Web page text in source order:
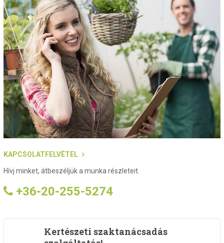
KAPCSOLATFELVÉTEL
Hívj minket, átbeszéljük a munka részleteit.
+36-20-255-5274
Kertészeti szaktanácsadás